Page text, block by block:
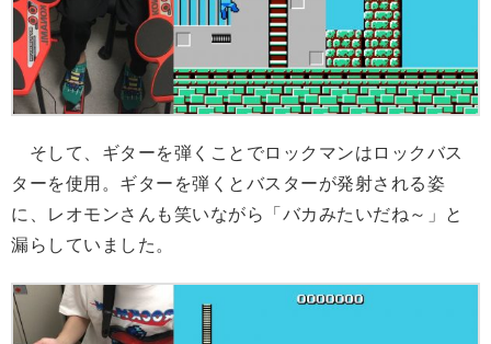
そして、ギターを弾くことでロックマンはロックバス
ターを使用。ギターを弾くとバスターが発射される姿
に、レオモンさんも笑いながら「バカみたいだね～」と
漏らしていました。